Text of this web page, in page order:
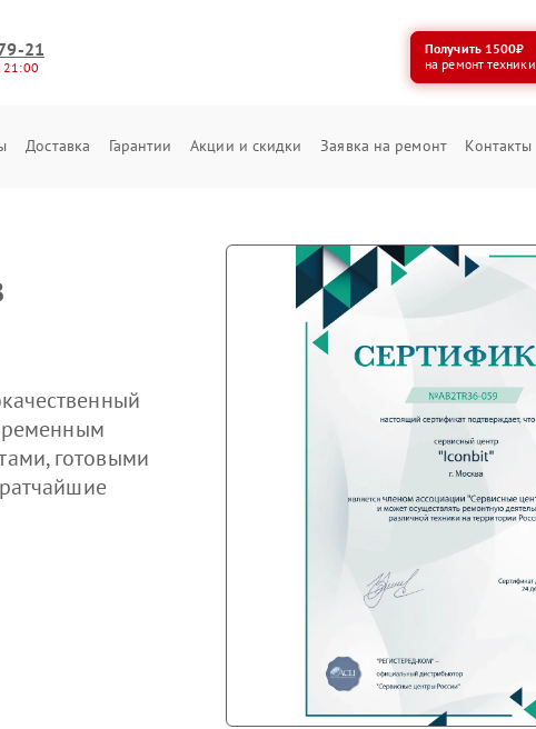
21
21:00
Получить 1500₽
на ремонт техники
Доставка Гарантии Акции и скидки Заявка на ремонт Контакты
готовыми